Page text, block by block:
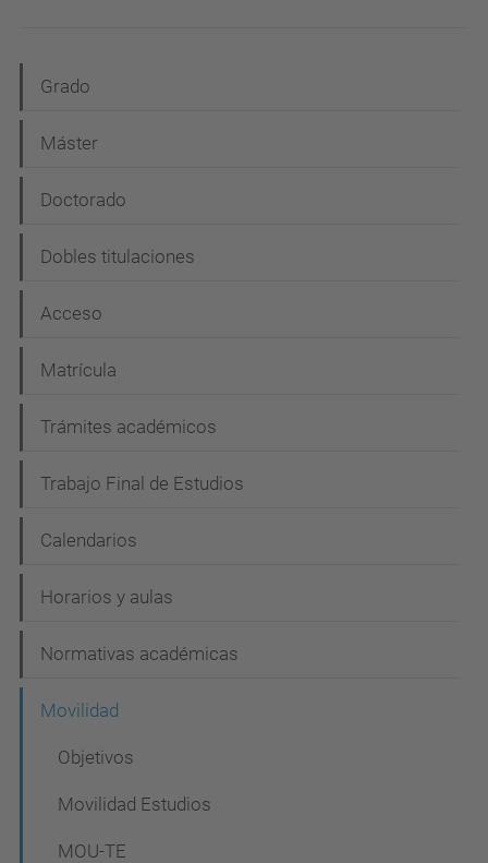
a
v
g
a
i
ó
Grado
Máster
Doctorado
Dobles titulaciones
Acceso
Matrícula
Trámites académicos
Trabajo Final de Estudios
Calendarios
Horarios y aulas
Normativas académicas
Movilidad
Objetivos
Movilidad Estudios
MOU-TE